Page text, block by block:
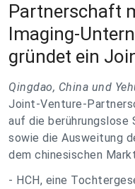
Partnerschaft
Imaging-
gründet ein
Qingdao, China und
Joint-Venture-
auf die berührungslose
sowie die Ausweitung
dem chinesischen
- HCH, eine